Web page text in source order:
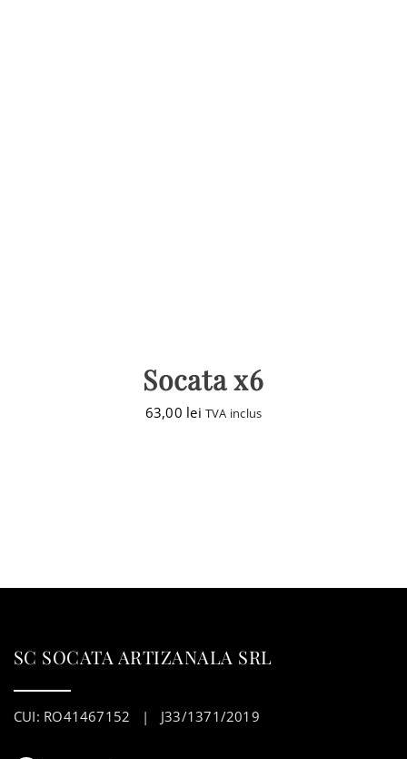
Socata x6
63,00 lei TVA inclus
SC SOCATA ARTIZANALA SRL
CUI: RO41467152 | J33/1371/2019